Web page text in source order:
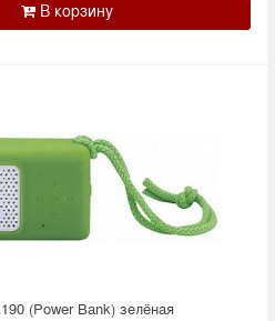
(Power Bank) зелёная